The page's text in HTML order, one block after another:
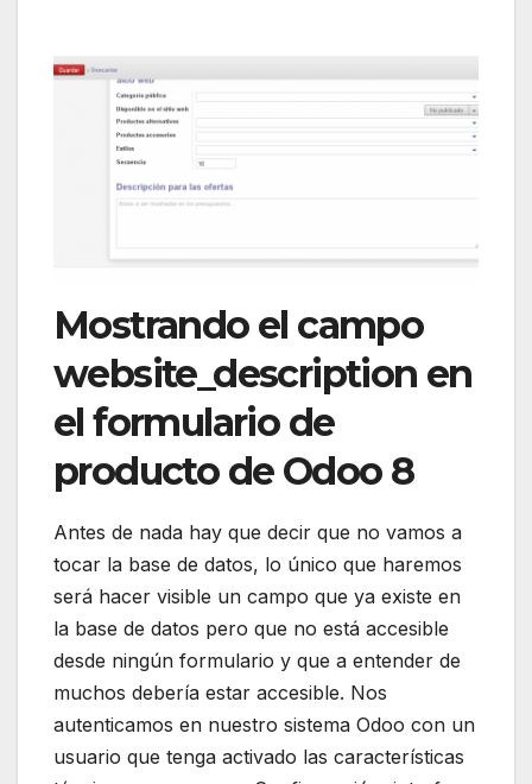
Mostrando el campo
website_description en
el formulario de
producto de Odoo 8
Antes de nada hay que decir que no vamos a
tocar la base de datos, lo único que haremos
será hacer visible un campo que ya existe en
la base de datos pero que no está accesible
desde ningún formulario y que a entender de
muchos debería estar accesible. Nos
autenticamos en nuestro sistema Odoo con un
usuario que tenga activado las características